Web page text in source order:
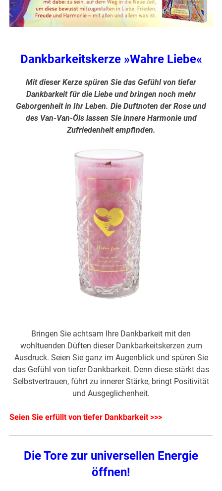
Dankbarkeitskerze »Wahre Liebe«
Mit dieser Kerze spüren Sie das Gefühl von tiefer
Dankbarkeit für die Liebe und bringen noch mehr
Geborgenheit in Ihr Leben. Die Duftnoten der Rose und
des Van-Van-Öls lassen Sie innere Harmonie und
Zufriedenheit empfinden.
Bringen Sie achtsam Ihre Dankbarkeit mit den
wohltuenden Düften dieser Dankbarkeitskerzen zum
Ausdruck. Seien Sie ganz im Augenblick und spüren Sie
das Gefühl von tiefer Dankbarkeit. Denn diese stärkt das
Selbstvertrauen, führt zu innerer Stärke, bringt Positivität
und Ausgeglichenheit.
Seien Sie erfüllt von tiefer Dankbarkeit >>>
Die Tore zur universellen Energie
öffnen!